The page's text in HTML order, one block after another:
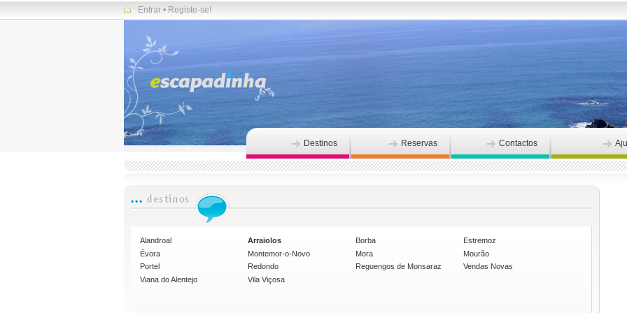
Entrar • Registe-se!
Destinos Reservas Contactos
Alandroal Arraiolos Borba
Estremoz
Évora
Montemor-o-Novo Mora
Mourão
Portel
Redondo Reguengos de Monsaraz
Vendas Novas
Viana do Alentejo
Vila Viçosa